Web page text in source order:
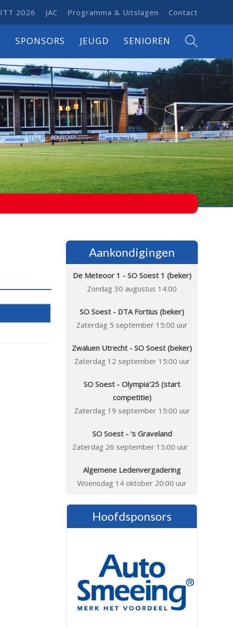
ITT 2026 JAC Programma & Uitslagen Contact
SPONSORS JEUGD SENIOREN
Aankondigingen
De Meteoor 1 - SO Soest 1 (beker)
Zondag 30 augustus 14:00
SO Soest - DTA Fortius (beker)
Zaterdag 5 september 15:00 uur
Zwaluen Utrecht - SO Soest (beker)
Zaterdag 12 september 15:00 uur
SO Soest - Olympia'25 (start
competitie)
Zaterdag 19 september 15:00 uur
SO Soest - 's Graveland
Zaterdag 26 september 15:00 uur
Algemene Ledenvergadering
Woensdag 14 oktober 20:00 uur
Hoofdsponsors